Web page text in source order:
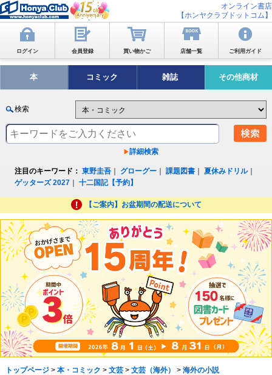
オンライン書店
【ホンヤクラブドットコム】
ログイン 会員登録 買い物かご 店舗一覧 ご利用ガイド
本 コミック 雑誌 その他商材
検索
詳細検索
注目のキーワード： 東野圭吾 グローグー ｜課題図書 ｜夏休みドリル｜
ゲッターズ 2027 ｜十二国記【予約】
【ご案内】お盆期間の配送について
トップページ> 本・コミック > 文芸> 文芸（海外） > 海外の小説